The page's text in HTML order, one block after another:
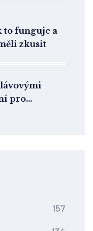
to funguje a
zkusit
lávovými
pro
157